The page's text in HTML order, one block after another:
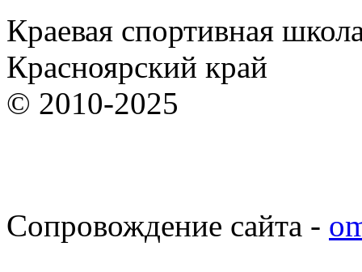
Краевая спортивная
Красноярский край
© 2010-2025
Сопровождение сайта -